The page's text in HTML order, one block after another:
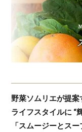
野菜ソムリエが提案
ライフスタイルに “
「スムージーとス